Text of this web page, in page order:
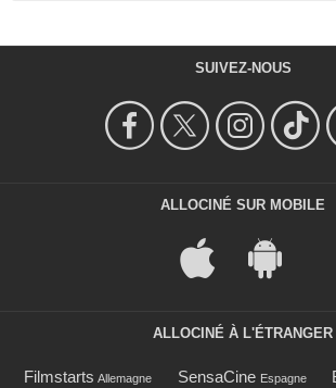
SUIVEZ-NOUS
ALLOCINÉ SUR MOBILE
ALLOCINÉ À L'ÉTRANGER
Filmstarts Allemagne SensaCine Espagne